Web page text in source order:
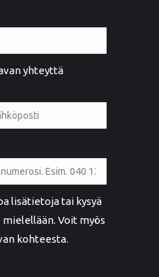
yhteyttä
lisätietoja tai kysyä
Voit myös
kohteesta.